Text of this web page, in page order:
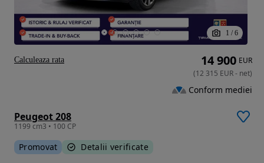
1 / 6
Peugeot 208
1199 cm3 • 100 CP
Promovat Detalii verificate
14 900 EUR
(12 315 EUR- net)
Conform mediei
Calculeaza rata